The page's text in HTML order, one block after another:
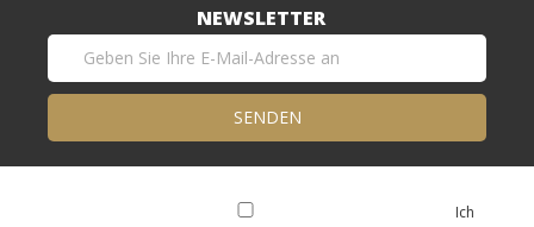
NEWSLETTER
Ich